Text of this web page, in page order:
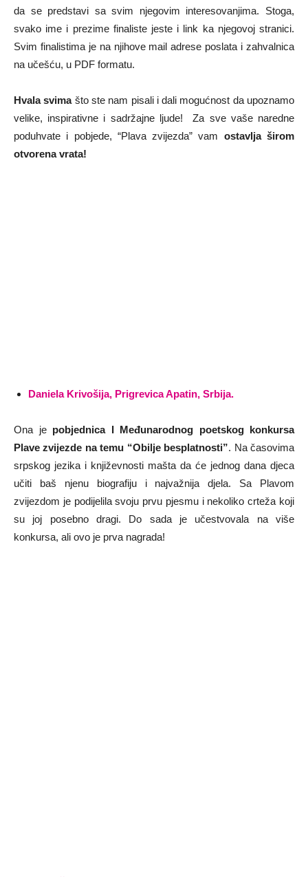
da se predstavi sa svim njegovim interesovanjima. Stoga,
svako ime i prezime finaliste jeste i link ka njegovoj stranici.
Svim finalistima je na njihove mail adrese poslata i zahvalnica
na učešću, u PDF formatu.
Hvala svimašto ste nam pisali i dali mogućnost da upoznamo
velike, inspirativne i sadržajne ljude! Za sve vaše naredne
poduhvate i pobjede, “Plava zvijezda” vam ostavlja širom
otvorena vrata!
Daniela Krivošija, Prigrevica Apatin, Srbija.
Ona jepobjednica I Međunarodnog poetskog konkursa
Plave zvijezde na temu “Obilje besplatnosti”. Na časovima
srpskog jezika i književnosti mašta da će jednog dana djeca
učiti baš njenu biografiju i najvažnija djela. Sa Plavom
zvijezdom je podijelila svoju prvu pjesmu i nekoliko crteža koji
su joj posebno dragi. Do sada je učestvovala na više
konkursa, ali ovo je prva nagrada!